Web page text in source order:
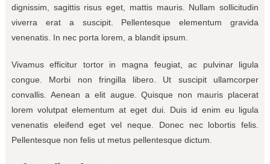
dignissim, sagittis risus eget, mattis mauris. Nullam sollicitudin
viverra erat a suscipit. Pellentesque elementum gravida
venenatis. In nec porta lorem, a blandit ipsum.
Vivamus efficitur tortor in magna feugiat, ac pulvinar ligula
congue. Morbi non fringilla libero. Ut suscipit ullamcorper
convallis. Aenean a elit augue. Quisque non mauris placerat
lorem volutpat elementum at eget dui. Duis id enim eu ligula
venenatis eleifend eget vel neque. Donec nec lobortis felis.
Pellentesque non felis ut metus pellentesque dictum.